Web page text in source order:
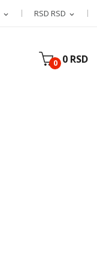
RSD RSD expand_more
expand_more
0 0 RSD